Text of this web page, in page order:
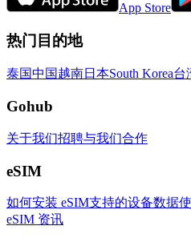
App Store
热门目的地
泰国中国越南日本South Korea台
Gohub
关于我们招聘与我们合作
eSIM
如何安装 eSIM支持的设备数据
eSIM 资讯